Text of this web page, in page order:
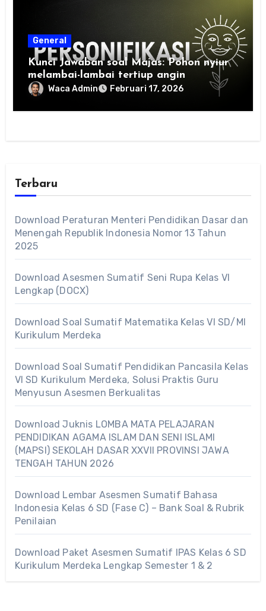
General
Kunci Jawaban soal Majas: Pohon nyiur
melambai-lambai tertiup angin
Waca Admin Februari 17, 2026
Terbaru
Download Peraturan Menteri Pendidikan Dasar dan
Menengah Republik Indonesia Nomor 13 Tahun
2025
Download Asesmen Sumatif Seni Rupa Kelas VI
Lengkap (DOCX)
Download Soal Sumatif Matematika Kelas VI SD/MI
Kurikulum Merdeka
Download Soal Sumatif Pendidikan Pancasila Kelas
VI SD Kurikulum Merdeka, Solusi Praktis Guru
Menyusun Asesmen Berkualitas
Download Juknis LOMBA MATA PELAJARAN
PENDIDIKAN AGAMA ISLAM DAN SENI ISLAMI
(MAPSI) SEKOLAH DASAR XXVII PROVINSI JAWA
TENGAH TAHUN 2026
Download Lembar Asesmen Sumatif Bahasa
Indonesia Kelas 6 SD (Fase C) – Bank Soal & Rubrik
Penilaian
Download Paket Asesmen Sumatif IPAS Kelas 6 SD
Kurikulum Merdeka Lengkap Semester 1 & 2